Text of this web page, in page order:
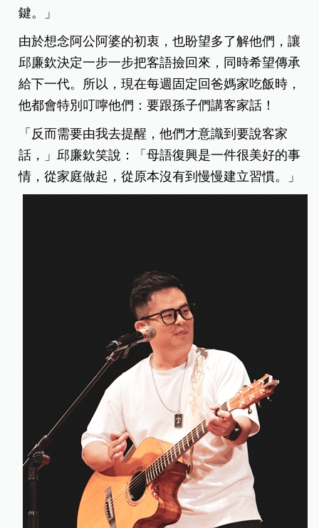
鍵。」
由於想念阿公阿婆的初衷，也盼望多了解他們，讓
邱廉欽決定一步一步把客語撿回來，同時希望傳承
給下一代。所以，現在每週固定回爸媽家吃飯時，
他都會特別叮嚀他們：要跟孫子們講客家話！
「反而需要由我去提醒，他們才意識到要說客家
話，」邱廉欽笑說：「母語復興是一件很美好的事
情，從家庭做起，從原本沒有到慢慢建立習慣。」